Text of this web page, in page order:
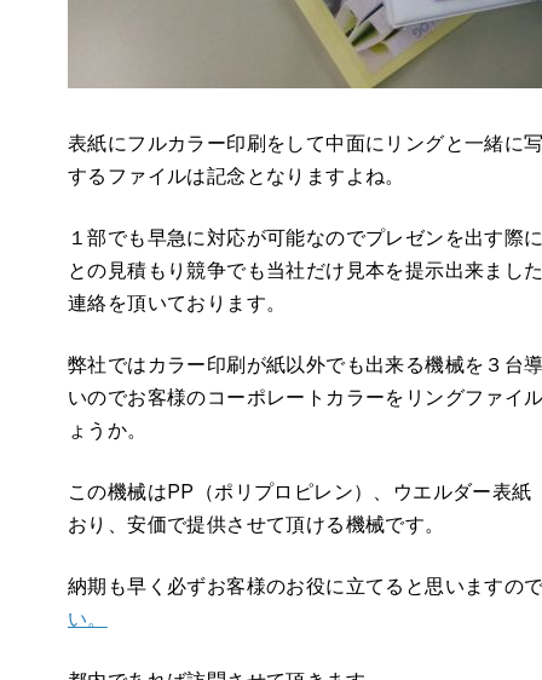
表紙にフルカラー印刷をして中面にリングと一緒に
するファイルは記念となりますよね。
１部でも早急に対応が可能なのでプレゼンを出す際
との見積もり競争でも当社だけ見本を提示出来まし
連絡を頂いております。
弊社ではカラー印刷が紙以外でも出来る機械を３台
いのでお客様のコーポレートカラーをリングファイ
ょうか。
この機械はPP（ポリプロピレン）、ウエルダー表
おり、安価で提供させて頂ける機械です。
納期も早く必ずお客様のお役に立てると思いますの
い。